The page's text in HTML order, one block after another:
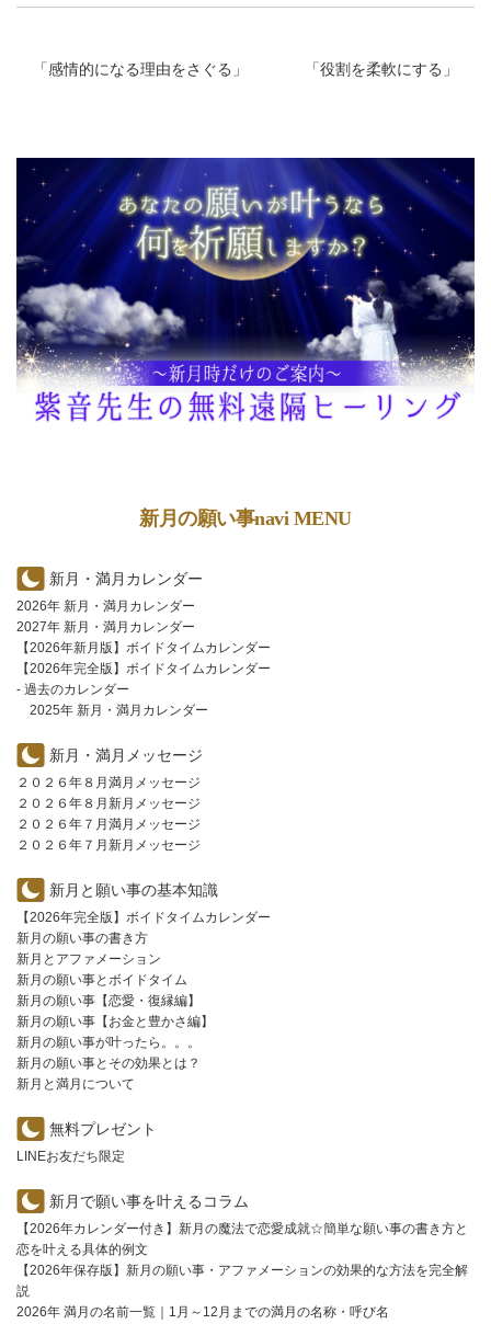
「役割を柔軟にする 」
「感情的になる理由をさぐる 」
新月の願い事navi MENU
新月・満月カレンダー
2026年 新月・満月カレンダー
2027年 新月・満月カレンダー
【2026年新月版】ボイドタイムカレンダー
【2026年完全版】ボイドタイムカレンダー
- 過去のカレンダー
2025年 新月・満月カレンダー
新月・満月メッセージ
２０２６年８月満月メッセージ
２０２６年８月新月メッセージ
２０２６年７月満月メッセージ
２０２６年７月新月メッセージ
新月と願い事の基本知識
【2026年完全版】ボイドタイムカレンダー
新月の願い事の書き方
新月とアファメーション
新月の願い事とボイドタイム
新月の願い事【恋愛・復縁編】
新月の願い事【お金と豊かさ編】
新月の願い事が叶ったら。。。
新月の願い事とその効果とは？
新月と満月について
無料プレゼント
LINEお友だち限定
新月で願い事を叶えるコラム
【2026年カレンダー付き】新月の魔法で恋愛成就☆簡単な願い事の書き方と
恋を叶える具体的例文
【2026年保存版】新月の願い事・アファメーションの効果的な方法を完全解
説
2026年 満月の名前一覧｜1月～12月までの満月の名称・呼び名